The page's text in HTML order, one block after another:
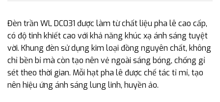
Đèn trần WL DC031 được làm từ chất liệu pha lê cao cấp,
có độ tinh khiết cao với khả năng khúc xạ ánh sáng tuyệt
vời. Khung đèn sử dụng kim loại đồng nguyên chất, không
chỉ bền bỉ mà còn tạo nên vẻ ngoài sáng bóng, chống gỉ
sét theo thời gian. Mỗi hạt pha lê được chế tác tỉ mỉ, tạo
nên hiệu ứng ánh sáng lung linh, huyền ảo.